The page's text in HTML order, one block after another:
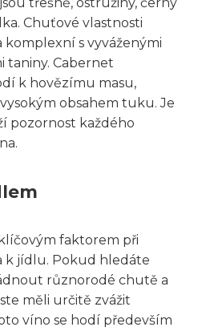
Chuťové vlastnosti
s vyváženými
taniny. Cabernet
k hovězímu masu,
obsahem tuku. Je
pozornost každého
faktorem při
k jídlu. Pokud hledáte
různorodé chutě a
měli určitě zvážit
víno se hodí především